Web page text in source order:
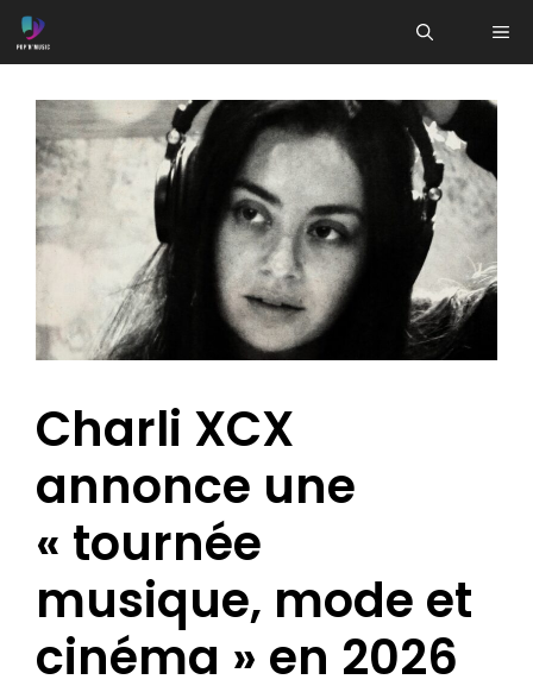
Aller
au
Charli XCX
annonce une
« tournée
musique, mode et
cinéma » en 2026